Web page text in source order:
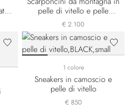
a
pelle di vitello e pelle
scamosciata
€ 2.100
1 colore
Sneakers in camoscio e
pelle di vitello
€ 850